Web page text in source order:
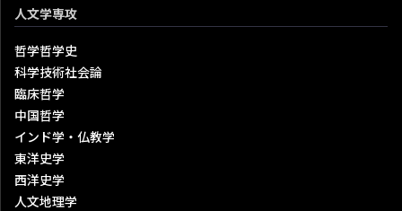
人文学専攻
哲学哲学史
科学技術社会論
臨床哲学
中国哲学
インド学・仏教学
東洋史学
西洋史学
人文地理学